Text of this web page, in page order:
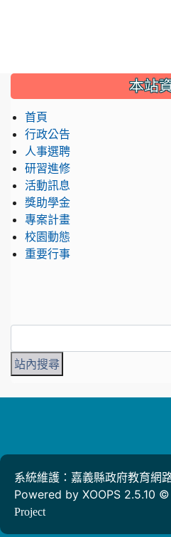
::: 本站
首頁
行政公告
人事選聘
研習進修
活動訊息
獎助學金
專案計畫
校園動態
重要行事
系統維護：嘉義縣政府教育網
Powered by XOOPS 2.5.10
Project